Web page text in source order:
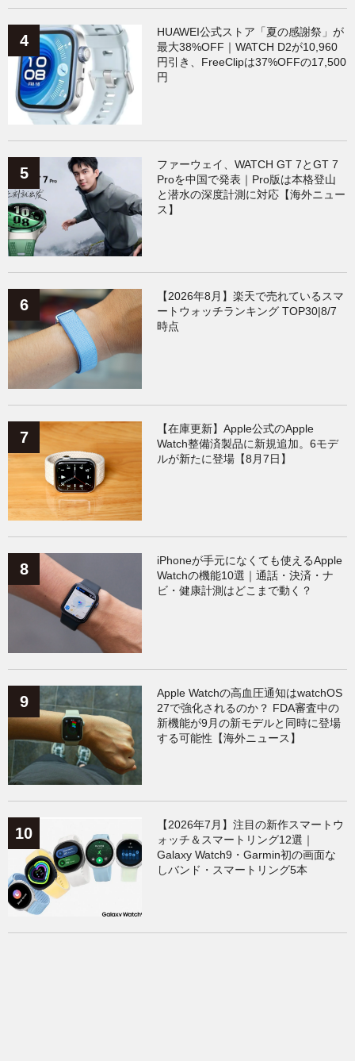
HUAWEI公式ストア「夏の感謝祭」が
最大38%OFF｜WATCH D2が10,960
円引き、FreeClipは37%OFFの17,500
円
ファーウェイ、WATCH GT 7とGT 7
Proを中国で発表｜Pro版は本格登山
と潜水の深度計測に対応【海外ニュー
ス】
【2026年8月】楽天で売れているスマ
ートウォッチランキング TOP30|8/7
時点
【在庫更新】Apple公式のApple
Watch整備済製品に新規追加。6モデ
ルが新たに登場【8月7日】
iPhoneが手元になくても使えるApple
Watchの機能10選｜通話・決済・ナ
ビ・健康計測はどこまで動く？
Apple Watchの高血圧通知はwatchOS
27で強化されるのか？ FDA審査中の
新機能が9月の新モデルと同時に登場
する可能性【海外ニュース】
【2026年7月】注目の新作スマートウ
ォッチ＆スマートリング12選｜
Galaxy Watch9・Garmin初の画面な
しバンド・スマートリング5本